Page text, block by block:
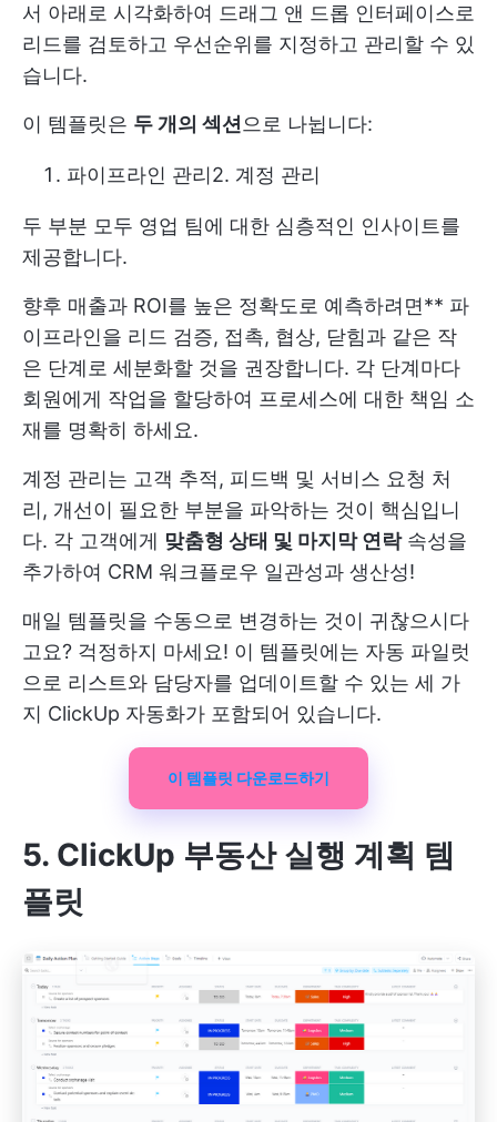
서 아래로 시각화하여 드래그 앤 드롭 인터페이스로
리드를 검토하고 우선순위를 지정하고 관리할 수 있
습니다.
이 템플릿은 두 개의 섹션으로 나뉩니다:
파이프라인 관리2. 계정 관리
두 부분 모두 영업 팀에 대한 심층적인 인사이트를
제공합니다.
향후 매출과 ROI를 높은 정확도로 예측하려면** 파
이프라인을 리드 검증, 접촉, 협상, 닫힘과 같은 작
은 단계로 세분화할 것을 권장합니다. 각 단계마다
회원에게 작업을 할당하여 프로세스에 대한 책임 소
재를 명확히 하세요.
계정 관리는 고객 추적, 피드백 및 서비스 요청 처
리, 개선이 필요한 부분을 파악하는 것이 핵심입니
다. 각 고객에게 맞춤형 상태 및 마지막 연락속성을
추가하여 CRM 워크플로우 일관성과 생산성!
매일 템플릿을 수동으로 변경하는 것이 귀찮으시다
고요? 걱정하지 마세요! 이 템플릿에는 자동 파일럿
으로 리스트와 담당자를 업데이트할 수 있는 세 가
지 ClickUp 자동화가 포함되어 있습니다.
이 템플릿 다운로드하기
5. ClickUp 부동산 실행 계획 템
플릿